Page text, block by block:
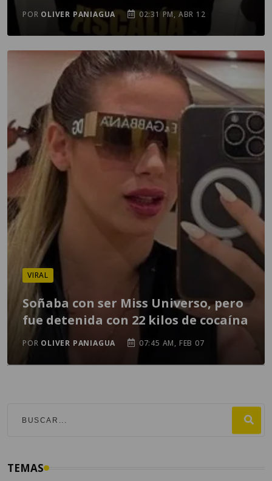
POR OLIVER PANIAGUA 02:31 PM, ABR 12
VIRAL
Soñaba con ser Miss Universo, pero
fue detenida con 22 kilos de cocaína
POR OLIVER PANIAGUA 07:45 AM, FEB 07
TEMAS